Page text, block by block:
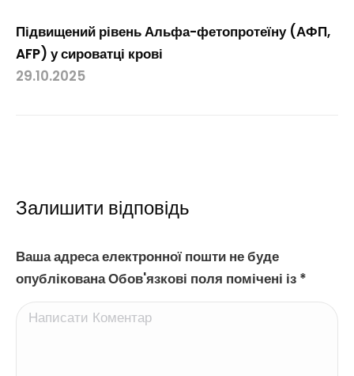
Підвищений рівень Альфа-фетопротеїну (АФП,
AFP) у сироватці крові
29.10.2025
Залишити відповідь
Ваша адреса електронної пошти не буде
опублікована Обов'язкові поля помічені із *
Написати Коментар